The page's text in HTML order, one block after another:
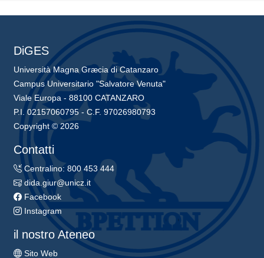
DiGES
Università Magna Græcia di Catanzaro
Campus Universitario "Salvatore Venuta"
Viale Europa - 88100 CATANZARO
P.I. 02157060795 - C.F. 97026980793
Copyright © 2026
Contatti
Centralino: 800 453 444
dida.giur@unicz.it
Facebook
Instagram
il nostro Ateneo
Sito Web